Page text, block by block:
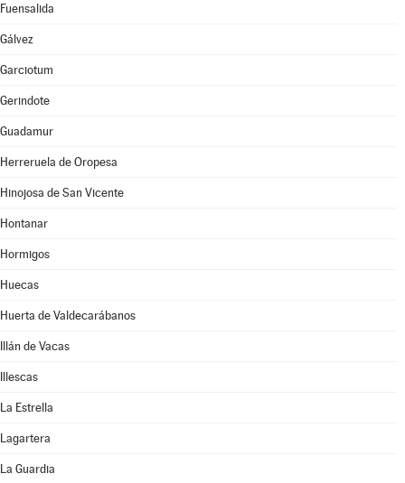
Fuensalida
Gálvez
Garciotum
Gerindote
Guadamur
Herreruela de Oropesa
Hinojosa de San Vicente
Hontanar
Hormigos
Huecas
Huerta de Valdecarábanos
Illán de Vacas
Illescas
La Estrella
Lagartera
La Guardia